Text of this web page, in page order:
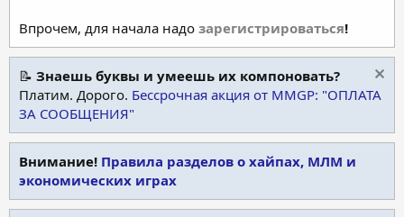
Впрочем, для начала надо зарегистрироваться!
📝 Знаешь буквы и умеешь их компоновать?
Платим. Дорого. Бессрочная акция от MMGP: "ОПЛАТА
ЗА СООБЩЕНИЯ"
Внимание! Правила разделов о хайпах, МЛМ и
экономических играх